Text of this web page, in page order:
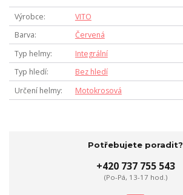
Výrobce
VITO
Barva
Červená
Typ helmy
Integrální
Typ hledí
Bez hledí
Určení helmy
Motokrosová
Potřebujete poradit?
+420 737 755 543
(Po-Pá, 13-17 hod.)